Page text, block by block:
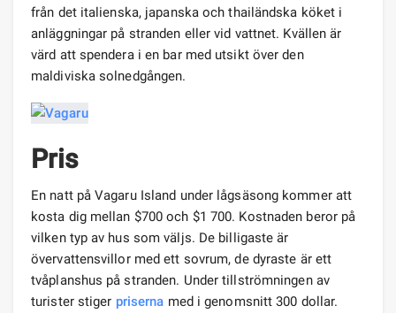
från det italienska, japanska och thailändska köket i
anläggningar på stranden eller vid vattnet. Kvällen är
värd att spendera i en bar med utsikt över den
maldiviska solnedgången.
Pris
En natt på Vagaru Island under lågsäsong kommer att
kosta dig mellan $700 och $1 700. Kostnaden beror på
vilken typ av hus som väljs. De billigaste är
övervattensvillor med ett sovrum, de dyraste är ett
tvåplanshus på stranden. Under tillströmningen av
turister stiger priserna med i genomsnitt 300 dollar.